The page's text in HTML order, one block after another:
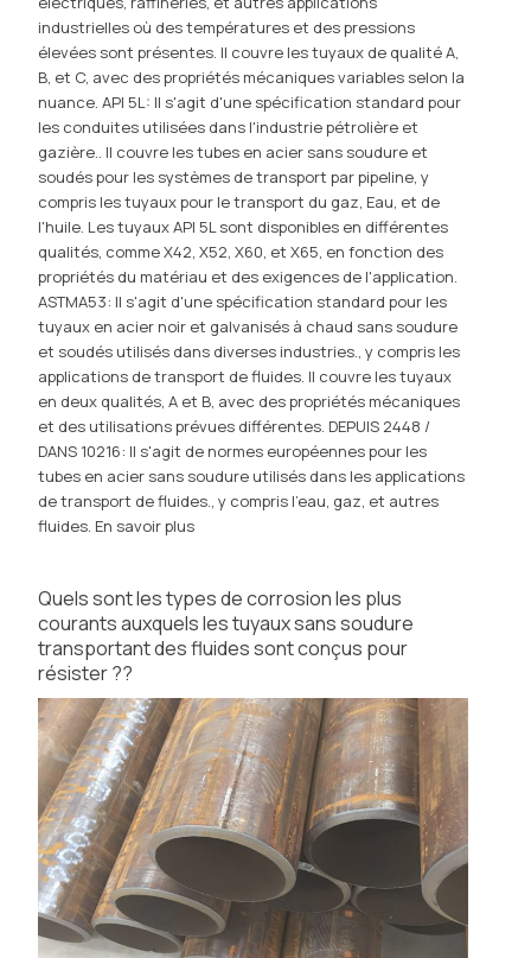
industrielles où des températures et des pressions
élevées sont présentes. Il couvre les tuyaux de qualité A,
B, et C, avec des propriétés mécaniques variables selon la
nuance. API 5L: Il s'agit d'une spécification standard pour
les conduites utilisées dans l'industrie pétrolière et
gazière.. Il couvre les tubes en acier sans soudure et
soudés pour les systèmes de transport par pipeline, y
compris les tuyaux pour le transport du gaz, Eau, et de
l'huile. Les tuyaux API 5L sont disponibles en différentes
qualités, comme X42, X52, X60, et X65, en fonction des
propriétés du matériau et des exigences de l'application.
ASTMA53: Il s'agit d'une spécification standard pour les
tuyaux en acier noir et galvanisés à chaud sans soudure
et soudés utilisés dans diverses industries., y compris les
applications de transport de fluides. Il couvre les tuyaux
en deux qualités, A et B, avec des propriétés mécaniques
et des utilisations prévues différentes. DEPUIS 2448 /
DANS 10216: Il s'agit de normes européennes pour les
tubes en acier sans soudure utilisés dans les applications
de transport de fluides., y compris l'eau, gaz, et autres
fluides. En savoir plus
Quels sont les types de corrosion les plus
courants auxquels les tuyaux sans soudure
transportant des fluides sont conçus pour
résister ??